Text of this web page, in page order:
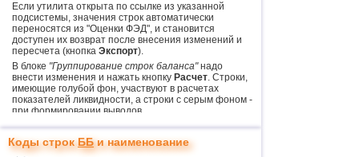
Если утилита открыта по ссылке из указанной
подсистемы, значения строк автоматически
переносятся из "Оценки ФЭД", и становится
доступен их возврат после внесения изменений и
пересчета (кнопка Экспорт).
В блоке "Группирование строк баланса"надо
внести изменения и нажать кнопку Расчет. Строки,
имеющие голубой фон, участвуют в расчетах
показателей ликвидности, а строки с серым фоном -
при формировании выводов.
Обращаем внимание, что нормативность
показателя маневренности определяется по
динамике его изменений.
Коды строкББи наименование